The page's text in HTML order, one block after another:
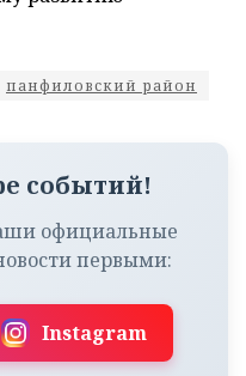
панфиловский район
событий!
официальные
первыми:
Instagram